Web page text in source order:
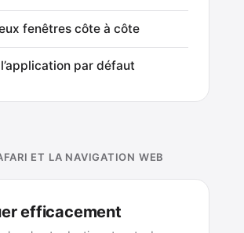
fenêtres côte à côte
par défaut
ET LA NAVIGATION WEB
efficacement